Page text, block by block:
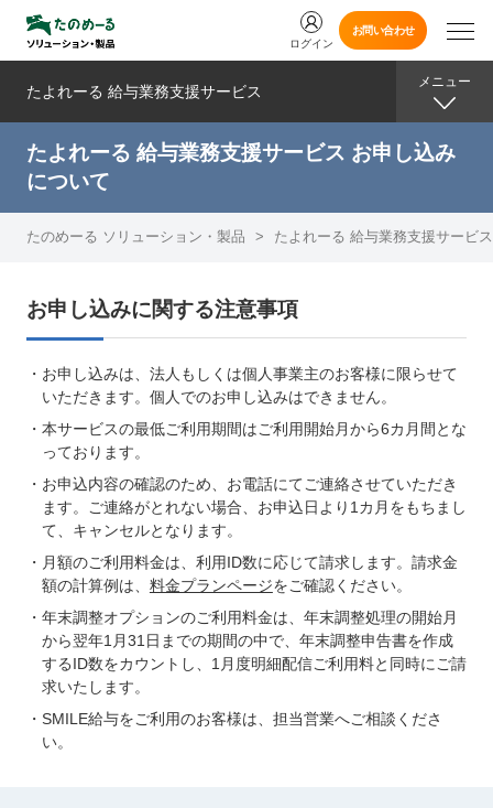
ログイン
お問い合わせ
たよれーる 給与業務支援サービス
メニュー
たよれーる 給与業務支援サービス お申し込み
について
たのめーる ソリューション・製品 > たよれーる 給与業務支援サービス
お申し込みに関する注意事項
・お申し込みは、法人もしくは個人事業主のお客様に限らせて
いただきます。個人でのお申し込みはできません。
・本サービスの最低ご利用期間はご利用開始月から6カ月間とな
っております。
・お申込内容の確認のため、お電話にてご連絡させていただき
ます。ご連絡がとれない場合、お申込日より1カ月をもちまし
て、キャンセルとなります。
・月額のご利用料金は、利用ID数に応じて請求します。請求金
額の計算例は、 料金プランページをご確認ください。
・年末調整オプションのご利用料金は、年末調整処理の開始月
から翌年1月31日までの期間の中で、年末調整申告書を作成
するID数をカウントし、1月度明細配信ご利用料と同時にご請
求いたします。
・SMILE給与をご利用のお客様は、担当営業へご相談くださ
い。